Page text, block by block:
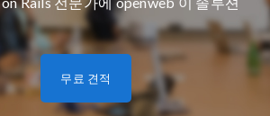
무료 견적